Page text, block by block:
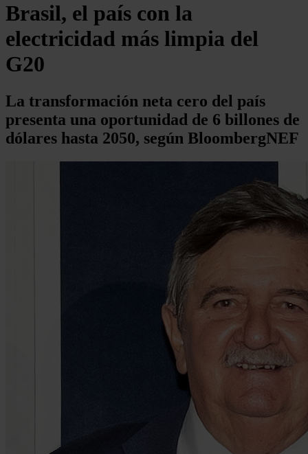
Brasil, el país con la
electricidad más limpia del
G20
La transformación neta cero del país
presenta una oportunidad de 6 billones de
dólares hasta 2050, según BloombergNEF